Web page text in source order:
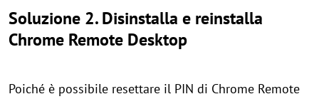
Soluzione 2. Disinstalla e reinstalla
Chrome Remote Desktop
Poiché è possibile resettare il PIN di Chrome Remote